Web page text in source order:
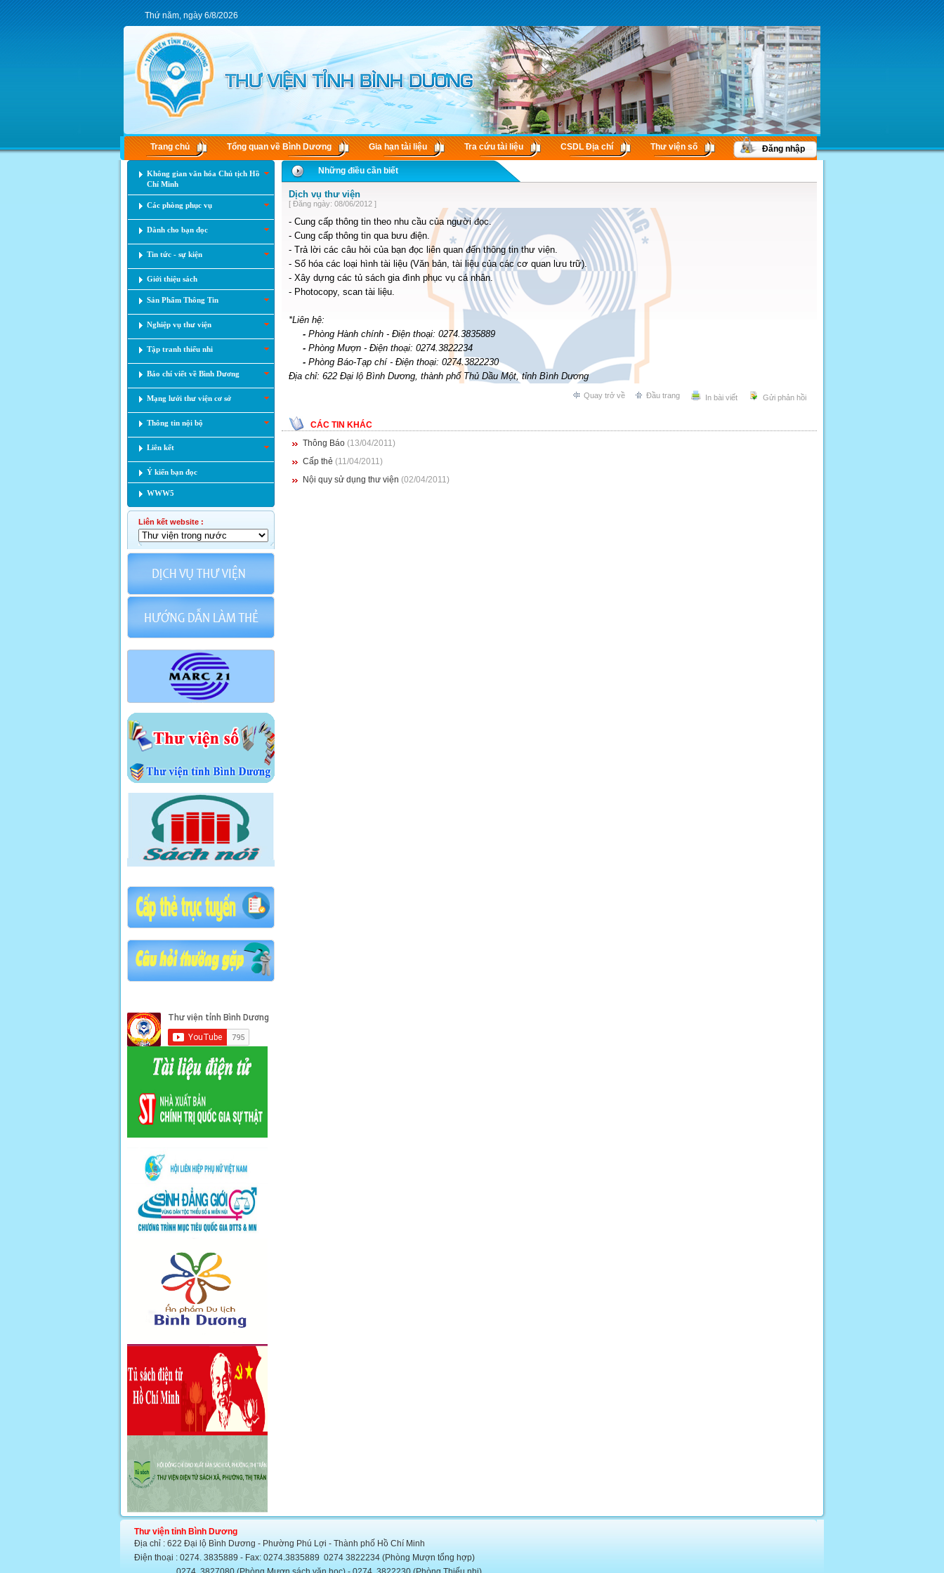
Thứ năm, ngày 6/8/2026
Trang chủ Tổng quan về Bình Dương Gia hạn tài liệu Tra cứu tài liệu CSDL Ðịa chí Thư viện số Đăng nhập
Không gian văn hóa Chủ tịch Hồ
Chí Minh
Các phòng phục vụ
Dành cho bạn đọc
Tin tức - sự kiện
Giới thiệu sách
Sản Phẩm Thông Tin
Nghiệp vụ thư viện
Tập tranh thiếu nhi
Báo chí viết về Bình Dương
Mạng lưới thư viện cơ sở
Thông tin nội bộ
Liên kết
Ý kiến bạn đọc
WWW5
Liên kết website :
Những điều cần biết
Dịch vụ thư viện
[ Đăng ngày: 08/06/2012 ]
- Cung cấp thông tin theo nhu cầu của người đọc.
- Cung cấp thông tin qua bưu điện.
- Trả lời các câu hỏi của bạn đọc liên quan đến thông tin thư viện.
- Số hóa các loại hình tài liệu (Văn bản, tài liệu của các cơ quan lưu trữ).
- Xây dựng các tủ sách gia đình phục vụ cá nhân.
- Photocopy, scan tài liệu.
*Liên hệ:
- Phòng Hành chính - Điện thoại: 0274.3835889
- Phòng Mượn - Điện thoại: 0274.3822234
- Phòng Báo-Tạp chí - Điện thoại: 0274.3822230
Địa chỉ: 622 Đại lộ Bình Dương, thành phố Thủ Dầu Một, tỉnh Bình Dương
Gửi phản hồi
In bài viết
Đầu trang
Quay trở về
CÁC TIN KHÁC
Thông Báo (13/04/2011)
Cấp thẻ (11/04/2011)
Nội quy sử dụng thư viện (02/04/2011)
Thư viện tỉnh Bình Dương
Địa chỉ : 622 Đại lộ Bình Dương - Phường Phú Lợi - Thành phố Hồ Chí Minh
Điện thoại : 0274. 3835889 - Fax: 0274.3835889 0274 3822234 (Phòng Mượn tổng hợp)